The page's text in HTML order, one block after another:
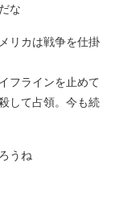
な
リカは戦争を仕掛
フラインを止めて
して占領。今も続
うね